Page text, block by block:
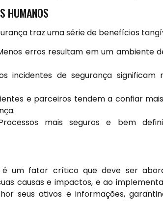
HUMANOS
traz uma série de benefícios
erros resultam em um ambiente
incidentes de segurança significam
e parceiros tendem a confiar
mais seguros e bem
um fator crítico que deve ser
causas e impactos, e ao
seus ativos e informações,